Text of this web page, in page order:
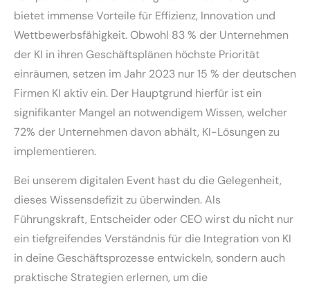
bietet immense Vorteile für Effizienz, Innovation und
Wettbewerbsfähigkeit. Obwohl 83 % der Unternehmen
der KI in ihren Geschäftsplänen höchste Priorität
einräumen, setzen im Jahr 2023 nur 15 % der deutschen
Firmen KI aktiv ein. Der Hauptgrund hierfür ist ein
signifikanter Mangel an notwendigem Wissen, welcher
72% der Unternehmen davon abhält, KI-Lösungen zu
implementieren.
Bei unserem digitalen Event hast du die Gelegenheit,
dieses Wissensdefizit zu überwinden. Als
Führungskraft, Entscheider oder CEO wirst du nicht nur
ein tiefgreifendes Verständnis für die Integration von KI
in deine Geschäftsprozesse entwickeln, sondern auch
praktische Strategien erlernen, um die